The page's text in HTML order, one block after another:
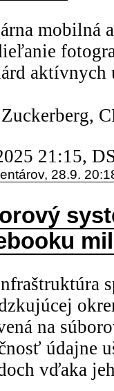
mobilná
aktívnych
21:15,
28.9.
na
údajne
vďaka